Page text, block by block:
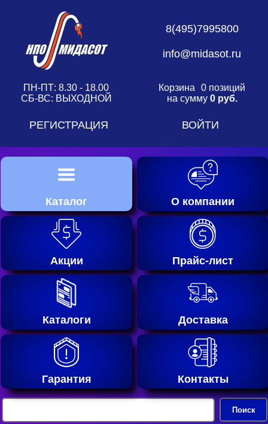
8(495)7995800
info@midasot.ru
ПН-ПТ: 8.30 - 18.00
СБ-ВС: ВЫХОДНОЙ
Корзина
0 позиций
на сумму 0 руб.
РЕГИСТРАЦИЯ ВОЙТИ
Каталог О компании
Акции Прайс-лист
Каталоги Доставка
Гарантия Контакты